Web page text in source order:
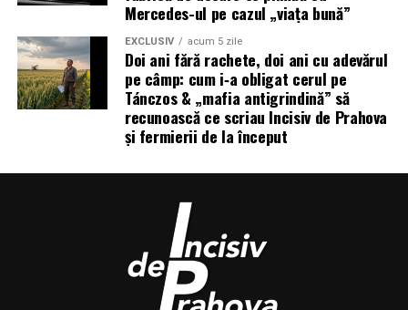
Mercedes-ul pe cazul „viața bună”
EXCLUSIV acum 5 zile
Doi ani fără rachete, doi ani cu adevărul
pe câmp: cum i‑a obligat cerul pe
Tánczos & „mafia antigrindină” să
recunoască ce scriau Incisiv de Prahova
și fermierii de la început